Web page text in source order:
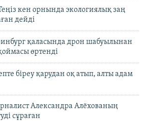
кен орнында экологиялық заң
дейді
қаласында дрон шабуылынан
өртенді
біреу қарудан оқ атып, алты адам
Александра Алёхованың
сұраған